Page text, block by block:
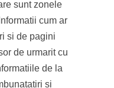
sunt zonele
cum ar
si de pagini
de urmarit cu
de la
si